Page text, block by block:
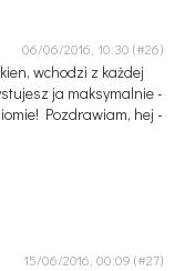
06/06/2016, 10:30
wchodzi z każdej
ja maksymalnie -
Pozdrawiam, hej -
15/06/2016, 00:09